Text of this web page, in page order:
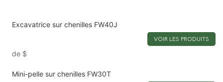
Excavatrice sur chenilles FW40J
de $
VOIR LES PRODUITS
Mini-pelle sur chenilles FW30T